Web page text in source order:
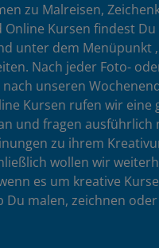
zu Malreisen,
Kursen findest
unter dem Menüpunkt
Nach jeder Foto-
unseren
Kursen rufen wir eine
und fragen ausführlich
zu ihrem
wollen wir
es um kreative
Du malen, zeichnen oder